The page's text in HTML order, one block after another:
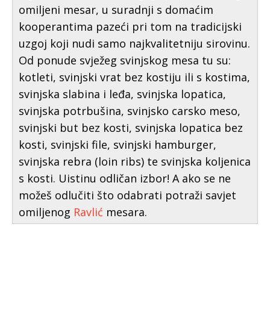
omiljeni mesar, u suradnji s domaćim
kooperantima pazeći pri tom na tradicijski
uzgoj koji nudi samo najkvalitetniju sirovinu.
Od ponude svježeg svinjskog mesa tu su:
kotleti, svinjski vrat bez kostiju ili s kostima,
svinjska slabina i leđa, svinjska lopatica,
svinjska potrbušina, svinjsko carsko meso,
svinjski but bez kosti, svinjska lopatica bez
kosti, svinjski file, svinjski hamburger,
svinjska rebra (loin ribs) te svinjska koljenica
s kosti. Uistinu odličan izbor! A ako se ne
možeš odlučiti što odabrati potraži savjet
omiljenog Ravlić mesara.